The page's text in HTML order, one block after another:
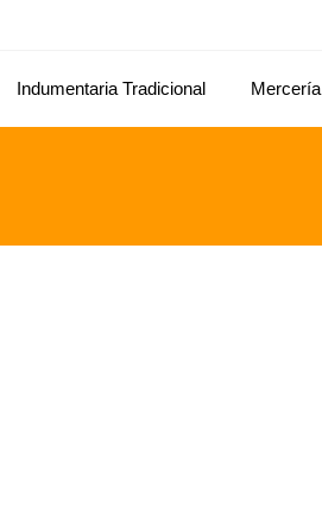
Indumentaria Tradicional Mercería